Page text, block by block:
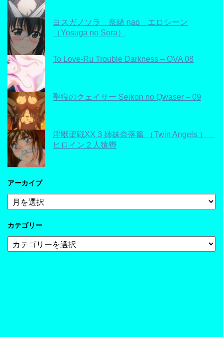
ヨスガノソラ 奈緒 nao エロシーン
（Yosuga no Sora）
To Love-Ru Trouble Darkness – OVA 08
聖痕のクェイサー Seikon no Qwaser – 09
淫獣聖戦XX 3 姉妹奈落篇 （Twin Angels ）
ヒロイン２人猿轡
アーカイブ
ア
ー
イ
カテゴリー
テ